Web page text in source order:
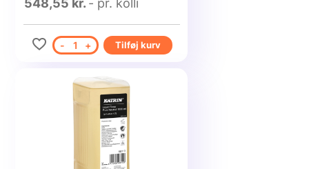
548,55 kr. - pr. kolli
- 1 + Tilføj kurv